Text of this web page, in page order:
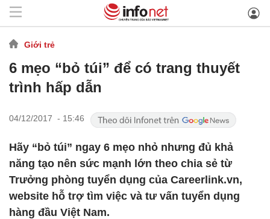
Giới trẻ
6 mẹo “bỏ túi” để có trang thuyết
trình hấp dẫn
04/12/2017 - 15:46
Hãy “bỏ túi” ngay 6 mẹo nhỏ nhưng đủ khả
năng tạo nên sức mạnh lớn theo chia sẻ từ
Trưởng phòng tuyển dụng của Careerlink.vn,
website hỗ trợ tìm việc và tư vấn tuyển dụng
hàng đầu Việt Nam.